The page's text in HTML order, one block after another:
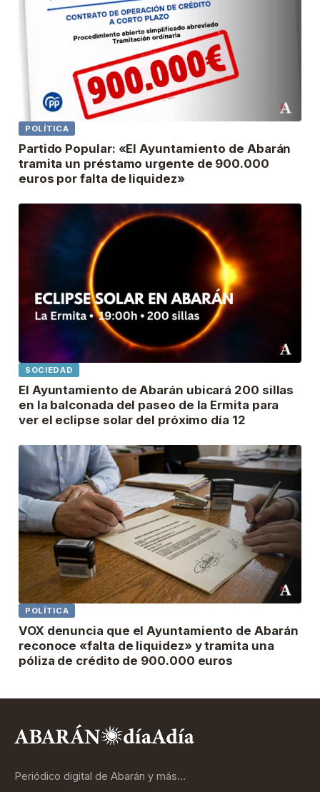
POLÍTICA
Partido Popular: «El Ayuntamiento de Abarán
tramita un préstamo urgente de 900.000
euros por falta de liquidez»
SOCIEDAD
El Ayuntamiento de Abarán ubicará 200 sillas
en la balconada del paseo de la Ermita para
ver el eclipse solar del próximo día 12
POLÍTICA
VOX denuncia que el Ayuntamiento de Abarán
reconoce «falta de liquidez» y tramita una
póliza de crédito de 900.000 euros
Periódico digital de Abarán y más…